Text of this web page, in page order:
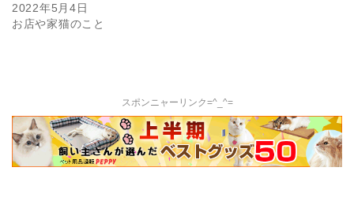
2022年5月4日
お店や家猫のこと
スポンニャーリンク=^_^=